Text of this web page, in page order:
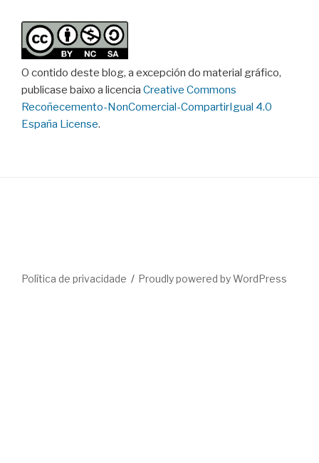
O contido deste blog, a excepción do material gráfico,
publicase baixo a licencia Creative Commons
Recoñecemento-NonComercial-CompartirIgual 4.0
España License.
Política de privacidade Proudly powered by WordPress